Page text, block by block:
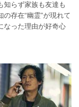
知らず家族も友達も
存在“幽霊”が現れて
なった理由が好奇心